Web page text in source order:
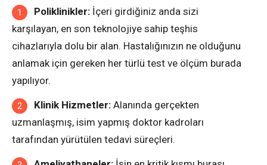
Poliklinikler: İçeri girdiğiniz anda sizi
karşılayan, en son teknolojiye sahip teşhis
cihazlarıyla dolu bir alan. Hastalığınızın ne olduğunu
anlamak için gereken her türlü test ve ölçüm burada
yapılıyor.
Klinik Hizmetler: Alanında gerçekten
uzmanlaşmış, isim yapmış doktor kadroları
tarafından yürütülen tedavi süreçleri.